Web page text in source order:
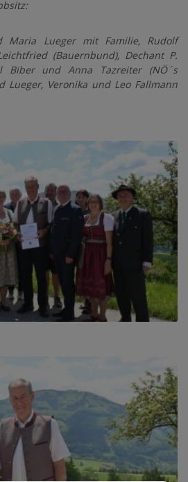
Maria Lueger mit Familie, Rudolf
(Bauernbund), Dechant P.
Biber und Anna Tazreiter (NÖ´s
Lueger, Veronika und Leo Fallmann